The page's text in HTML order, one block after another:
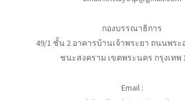
กองบรรณาธิการ
49/1 ชั้น 2 อาคารบ้านเจ้าพระยา ถนนพร
ชนะสงคราม เขตพระนคร กรุงเทพ
Email :